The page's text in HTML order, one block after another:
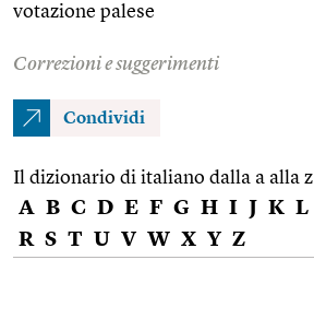
votazione palese
Correzioni e suggerimenti
Condividi
Il dizionario di italiano dalla a alla z
A B C D E F G H I J K L
R S T U V W X Y Z